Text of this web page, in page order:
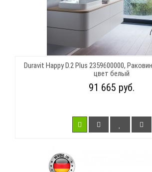
Duravit Happy D.2 Plus 2359600000,
цвет белый
91 665 руб.